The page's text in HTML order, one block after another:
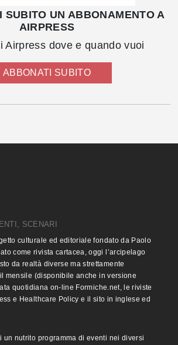
SUBITO UN ABBONAMENTO A
AIRPRESS
Airpress dove e quando vuoi
ABBONATI SUBITO
SCENARI
culturale ed editoriale fondato da Paolo
come rivista cartacea, oggi l’arcipelago
da realtà diverse ma strettamente
mensile (disponibile anche in versione
quotidiana on-line Formiche.net, le riviste
e Healthcare Policy e il sito in inglese ed
un nutrito programma di eventi nei diversi